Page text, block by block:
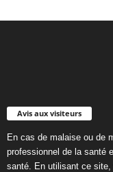
Avis aux visiteurs
En cas de malaise ou de
professionnel de la santé
santé. En utilisant ce